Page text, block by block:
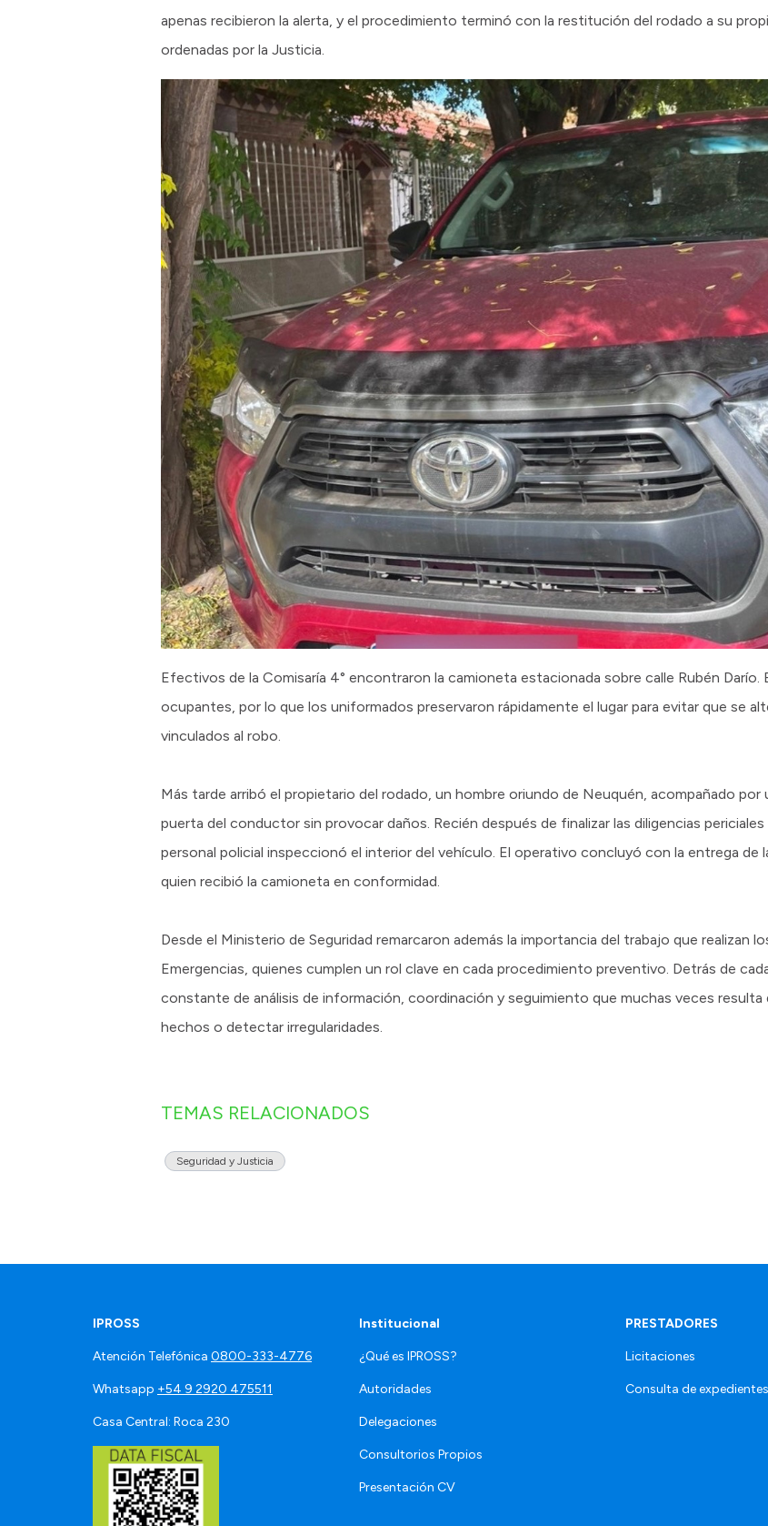
apenas recibieron la alerta, y el procedimiento terminó con la restitución del rodado a su
ordenadas por la Justicia.
Efectivos de la Comisaría 4° encontraron la camioneta estacionada sobre calle Rubén Darío.
ocupantes, por lo que los uniformados preservaron rápidamente el lugar para evitar que se
vinculados al robo.
Más tarde arribó el propietario del rodado, un hombre oriundo de Neuquén, acompañado por
puerta del conductor sin provocar daños. Recién después de finalizar las diligencias
personal policial inspeccionó el interior del vehículo. El operativo concluyó con la entrega de
quien recibió la camioneta en conformidad.
Desde el Ministerio de Seguridad remarcaron además la importancia del trabajo que realizan
Emergencias, quienes cumplen un rol clave en cada procedimiento preventivo. Detrás de
constante de análisis de información, coordinación y seguimiento que muchas veces
hechos o detectar irregularidades.
TEMAS RELACIONADOS
Seguridad y Justicia
IPROSS
Atención Telefónica 0800-333-4776
Whatsapp +54 9 2920 475511
Casa Central: Roca 230
Institucional
¿Qué es IPROSS?
Autoridades
Delegaciones
Consultorios Propios
Presentación CV
PRESTADORES
Licitaciones
Consulta de expedientes